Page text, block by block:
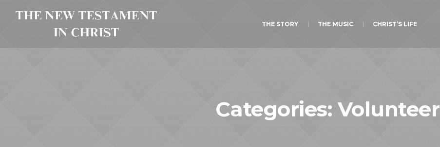
THE STORY THE MUSIC CHRIST’S LIFE
Categories: Volunteer